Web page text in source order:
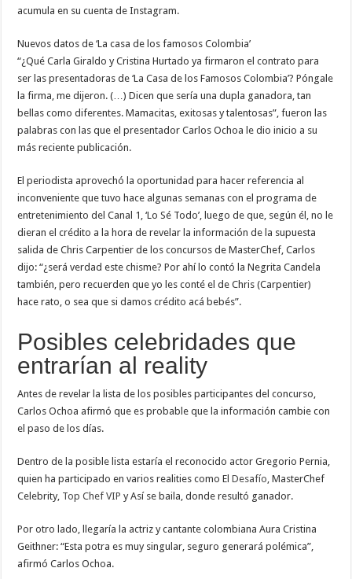
acumula en su cuenta de Instagram.
Nuevos datos de ‘La casa de los famosos Colombia’
“¿Qué Carla Giraldo y Cristina Hurtado ya firmaron el contrato para
ser las presentadoras de ‘La Casa de los Famosos Colombia’? Póngale
la firma, me dijeron. (…) Dicen que sería una dupla ganadora, tan
bellas como diferentes. Mamacitas, exitosas y talentosas”, fueron las
palabras con las que el presentador Carlos Ochoa le dio inicio a su
más reciente publicación.
El periodista aprovechó la oportunidad para hacer referencia al
inconveniente que tuvo hace algunas semanas con el programa de
entretenimiento del Canal 1, ‘Lo Sé Todo’, luego de que, según él, no le
dieran el crédito a la hora de revelar la información de la supuesta
salida de Chris Carpentier de los concursos de MasterChef, Carlos
dijo: “¿será verdad este chisme? Por ahí lo contó la Negrita Candela
también, pero recuerden que yo les conté el de Chris (Carpentier)
hace rato, o sea que si damos crédito acá bebés”.
Posibles celebridades que
entrarían al reality
Antes de revelar la lista de los posibles participantes del concurso,
Carlos Ochoa afirmó que es probable que la información cambie con
el paso de los días.
Dentro de la posible lista estaría el reconocido actor Gregorio Pernia,
quien ha participado en varios realities como ElDesafío, MasterChef
Celebrity, Top Chef VIP y Así se baila, donde resultó ganador.
Por otro lado, llegaría la actriz y cantante colombiana Aura Cristina
Geithner: “Esta potra es muy singular, seguro generará polémica”,
afirmó Carlos Ochoa.